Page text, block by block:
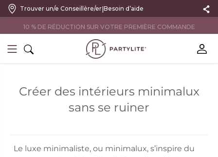
Trouver un/e Conseillère/er|Besoin d’aide
10 % DE RÉDUCTION SUR VOTRE PREMIÈRE COMMANDE
Créer des intérieurs minimalux
sans se ruiner
Le luxe minimaliste, ou minimalux, s’inspire du